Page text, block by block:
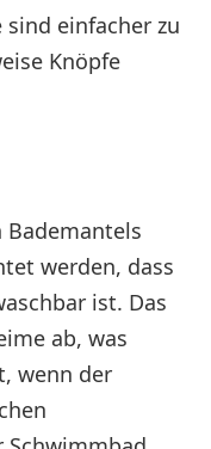
einfacher zu
Knöpfe
Bademantels
werden, dass
ist. Das
ab, was
wenn der